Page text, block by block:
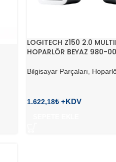
LOGITECH Z150 2.0
HOPARLÖR BEYAZ 980-
Bilgisayar Parçaları
1.622,18₺